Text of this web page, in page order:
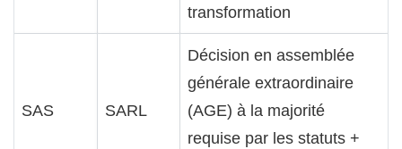
transformation
SAS SARL
Décision en assemblée
générale extraordinaire
(AGE) à la majorité
requise par les statuts +